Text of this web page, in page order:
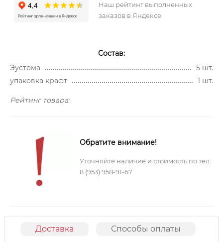
Наш рейтинг выполненных
заказов в Яндексе
Состав:
Эустома
5 шт.
упаковка крафт
1 шт.
Рейтинг товара:
Обратите внимание!
Уточняйте наличие и стоимость по тел:
8 (953) 958-91-67
Доставка Способы оплаты